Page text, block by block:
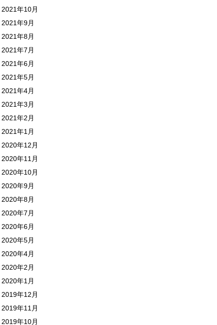
2021年10月
2021年9月
2021年8月
2021年7月
2021年6月
2021年5月
2021年4月
2021年3月
2021年2月
2021年1月
2020年12月
2020年11月
2020年10月
2020年9月
2020年8月
2020年7月
2020年6月
2020年5月
2020年4月
2020年2月
2020年1月
2019年12月
2019年11月
2019年10月